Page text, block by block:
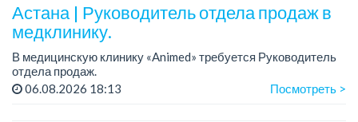
Астана | Руководитель отдела продаж в
медклинику.
В медицинскую клинику «Animed» требуется Руководитель
отдела продаж.
Зарплата: от 1 200 000 тенге в месяц.
06.08.2026 18:13 Посмотреть >